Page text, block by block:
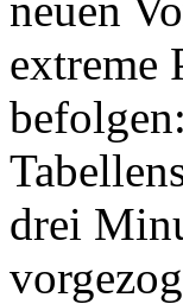
extreme
drei